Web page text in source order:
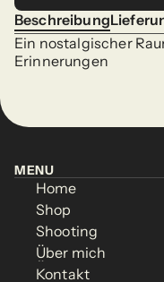
Beschreibung
Beschreibung
Ein nostalgischer
Erinnerungen
MENU
Home
Home
Shop
Shop
Shooting
Shooting
Über mich
MENU
Home
Home
Shop
Shop
Shooting
Shooting
Über mich
Über mich
Kontakt